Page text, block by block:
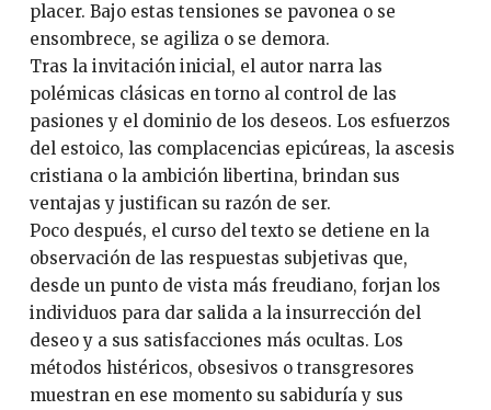
placer. Bajo estas tensiones se pavonea o se
ensombrece, se agiliza o se demora.
Tras la invitación inicial, el autor narra las
polémicas clásicas en torno al control de las
pasiones y el dominio de los deseos. Los esfuerzos
del estoico, las complacencias epicúreas, la ascesis
cristiana o la ambición libertina, brindan sus
ventajas y justifican su razón de ser.
Poco después, el curso del texto se detiene en la
observación de las respuestas subjetivas que,
desde un punto de vista más freudiano, forjan los
individuos para dar salida a la insurrección del
deseo y a sus satisfacciones más ocultas. Los
métodos histéricos, obsesivos o transgresores
muestran en ese momento su sabiduría y sus